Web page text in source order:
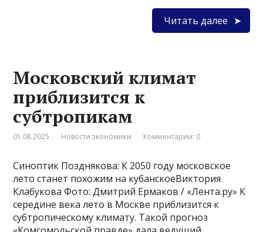
Читать далее
Московский климат
приблизится к
субтропикам
01.08.2025 Новости экономики Комментарии: 0
Синоптик Позднякова: К 2050 году московское
лето станет похожим на кубанскоеВиктория
Клабукова Фото: Дмитрий Ермаков / «Лента.ру» К
середине века лето в Москве приблизится к
субтропическому климату. Такой прогноз